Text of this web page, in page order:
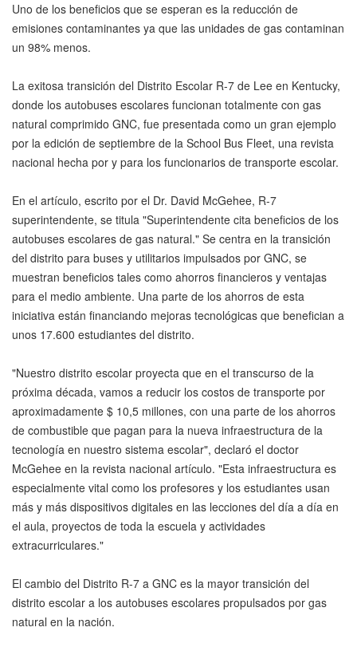
Uno de los beneficios que se esperan es la reducción de
emisiones contaminantes ya que las unidades de gas contaminan
un 98% menos.
La exitosa transición del Distrito Escolar R-7 de Lee en Kentucky,
donde los autobuses escolares funcionan totalmente con gas
natural comprimido GNC, fue presentada como un gran ejemplo
por la edición de septiembre de la School Bus Fleet, una revista
nacional hecha por y para los funcionarios de transporte escolar.
En el artículo, escrito por el Dr. David McGehee, R-7
superintendente, se titula "Superintendente cita beneficios de los
autobuses escolares de gas natural." Se centra en la transición
del distrito para buses y utilitarios impulsados por GNC, se
muestran beneficios tales como ahorros financieros y ventajas
para el medio ambiente. Una parte de los ahorros de esta
iniciativa están financiando mejoras tecnológicas que benefician a
unos 17.600 estudiantes del distrito.
"Nuestro distrito escolar proyecta que en el transcurso de la
próxima década, vamos a reducir los costos de transporte por
aproximadamente $ 10,5 millones, con una parte de los ahorros
de combustible que pagan para la nueva infraestructura de la
tecnología en nuestro sistema escolar", declaró el doctor
McGehee en la revista nacional artículo. "Esta infraestructura es
especialmente vital como los profesores y los estudiantes usan
más y más dispositivos digitales en las lecciones del día a día en
el aula, proyectos de toda la escuela y actividades
extracurriculares."
El cambio del Distrito R-7 a GNC es la mayor transición del
distrito escolar a los autobuses escolares propulsados por gas
natural en la nación.